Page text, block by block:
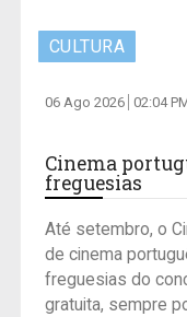
CULTURA
06 Ago 2026 02:04
Cinema
freguesias
Até setembro, o
de cinema
freguesias do
gratuita, sempre